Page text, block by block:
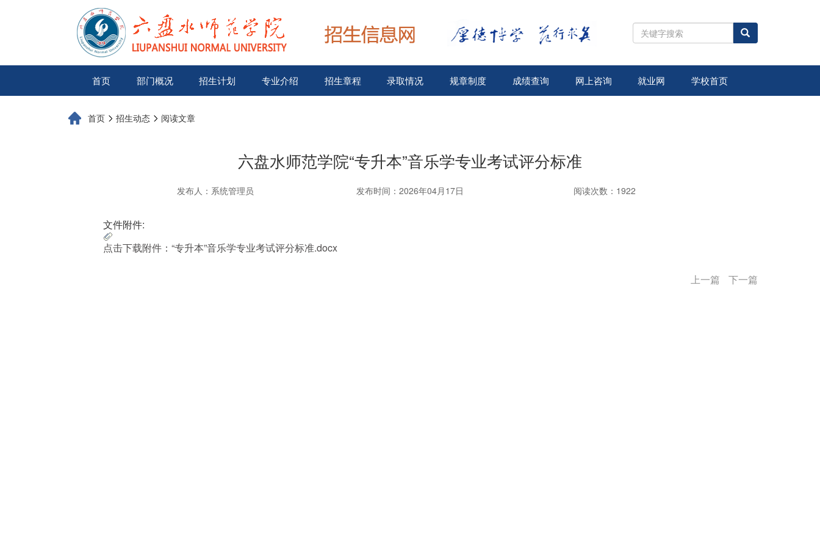
全
站
索
首页 部门概况 招生计划 专业介绍 招生章程 录取情况 规章制度 成绩查询 网上咨询 就业网 学校首页
首页 招生动态 阅读文章
六盘水师范学院“专升本”音乐学专业考试评分标准
发布人：系统管理员 发布时间：2026年04月17日 阅读次数：1922
文件附件:
点击下载附件：“专升本”音乐学专业考试评分标准.docx
上一篇 下一篇